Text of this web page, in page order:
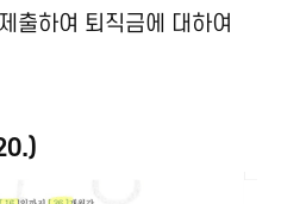
출하여 퇴직금에 대하여